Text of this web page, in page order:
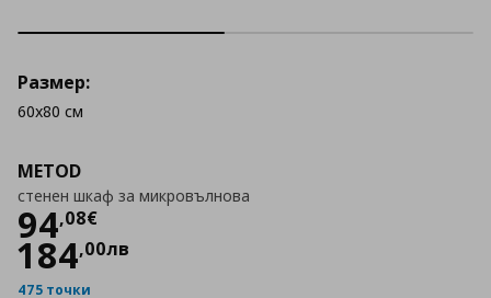
METOD
стенен шкаф за микровълнова
94,08€
Цена
184,00лв
475 точки
Размер:
60x80 см